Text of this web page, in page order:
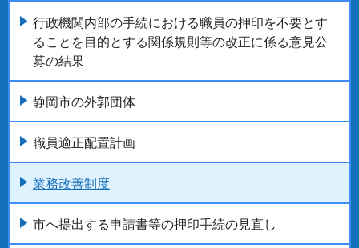
行政機関内部の手続における職員の押印を不要とす
ることを目的とする関係規則等の改正に係る意見公
募の結果
静岡市の外郭団体
職員適正配置計画
業務改善制度
市へ提出する申請書等の押印手続の見直し